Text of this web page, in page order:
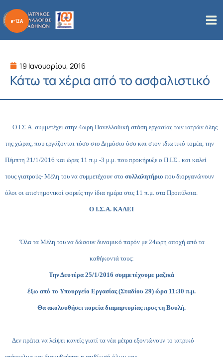
στο
περιεχόμενο
19 Ιανουαρίου, 2016
Κάτω τα χέρια από το ασφαλιστικό
Ο Ι.Σ.Α. συμμετέχει στην 4ωρη Πανελλαδική στάση εργασίας των ιατρών όλης
της χώρας, που εργάζονται τόσο στο Δημόσιο όσο και στον ιδιωτικό τομέα, την
Πέμπτη 21/1/2016 και ώρες 11 π.μ -3 μ.μ. που προκήρυξε ο Π.Ι.Σ.. και καλεί
τους γιατρούς- Μέλη του να συμμετέχουν στο συλλαλητήριο που διοργανώνουν
όλοι οι επιστημονικοί φορείς την ίδια ημέρα στις 11 π.μ. στα Προπύλαια.
Ο Ι.Σ.Α. ΚΑΛΕΙ
‘Όλα τα Μέλη του να δώσουν δυναμικό παρόν με 24ωρη αποχή από τα
καθήκοντά τους:
Την Δευτέρα 25/1/2016 συμμετέχουμε μαζικά
έξω από το Υπουργείο Εργασίας (Σταδίου 29) ώρα 11:30 π.μ.
Θα ακολουθήσει πορεία διαμαρτυρίας προς τη Βουλή.
Δεν πρέπει να λείψει κανείς γιατί τα νέα μέτρα εξοντώνουν το ιατρικό